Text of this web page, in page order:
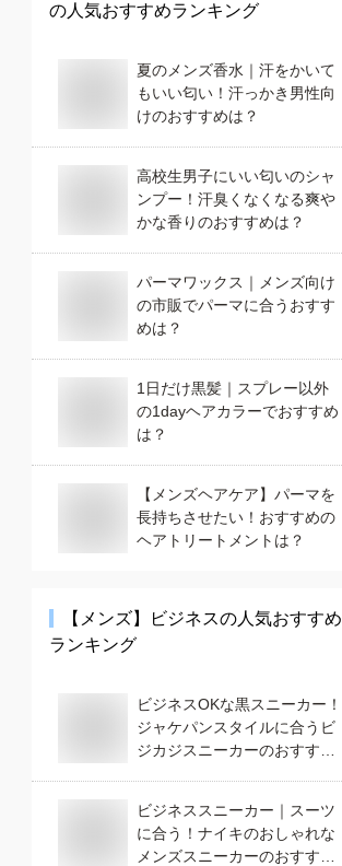
の人気おすすめランキング
夏のメンズ香水｜汗をかいて
もいい匂い！汗っかき男性向
けのおすすめは？
高校生男子にいい匂いのシャ
ンプー！汗臭くなくなる爽や
かな香りのおすすめは？
パーマワックス｜メンズ向け
の市販でパーマに合うおすす
めは？
1日だけ黒髪｜スプレー以外
の1dayヘアカラーでおすすめ
は？
【メンズヘアケア】パーマを
長持ちさせたい！おすすめの
ヘアトリートメントは？
【メンズ】 ビジネスの人気おすすめ
ランキング
ビジネスOKな黒スニーカー！
ジャケパンスタイルに合うビ
ジカジスニーカーのおすすめ
ビジネススニーカー｜スーツ
に合う！ナイキのおしゃれな
メンズスニーカーのおすすめ